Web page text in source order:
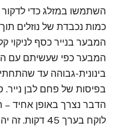
השתמשו במזלג כדי
כמות נכבדת של נוזלים
המבער בנייר כסף לניקוי
המבער כפי שעשיתם עם
בינונית-גבוהה עד
בפיסות של פחם לבן
הדבר נצרך באופן אחיד –
לוקח בערך 45